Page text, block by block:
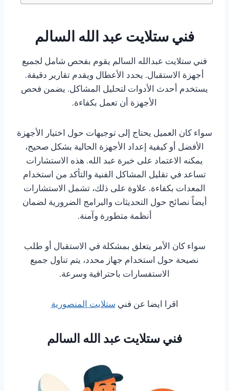
فني ستلايت عبد الله السالم
فني ستلايت عبدالله السالم يقوم بفحص شامل لجميع
أجهزة الاستقبال. يحدد الأعطال ويقدم تقارير دقيقة.
يستخدم أحدث الأدوات لتحليل المشاكل. يضمن فحص
الأجهزة أن تعمل بكفاءة.
سواء كان العميل يحتاج إلى توجيهات حول اختيار الأجهزة
الأفضل أو كيفية إعداد الأجهزة الحالية بشكل صحيح،
يمكنه الاعتماد على خبرة عبد الله. هذه الاستشارات
تساعد في تقليل المشاكل الفنية والتأكد من استخدام
المعدات بكفاءة. علاوة على ذلك، تشمل الاستشارات
أيضاً نصائح حول التحديثات والبرامج الضرورية لضمان
أنظمة متطورة وآمنة.
سواء كان الأمر يتعلق بمشكلة في الاستقبال أو طلب
نصيحة حول استخدام جهاز محدد، يتم تناول جميع
الاستفسارات باحترافية وسرعة.
اقرا ايضا عن فنيستلايت المنصورية
فني ستلايت عبد الله السالم